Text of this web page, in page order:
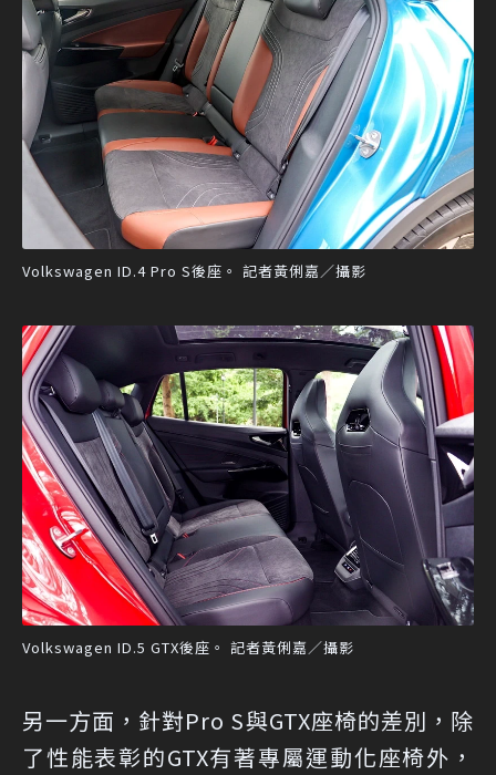
Volkswagen ID.4 Pro S後座。 記者黃俐嘉／攝影
Volkswagen ID.5 GTX後座。 記者黃俐嘉／攝影
另一方面，針對Pro S與GTX座椅的差別，除
了性能表彰的GTX有著專屬運動化座椅外，